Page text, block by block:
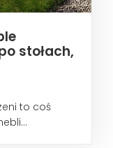
stołach,
to coś